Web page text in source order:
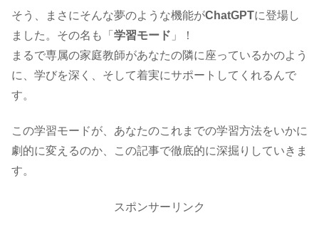
そう、まさにそんな夢のような機能がChatGPTに登場し
ました。その名も「 学習モード 」！
まるで専属の家庭教師があなたの隣に座っているかのよう
に、学びを深く、そして着実にサポートしてくれるんで
す。
この学習モードが、あなたのこれまでの学習方法をいかに
劇的に変えるのか、この記事で徹底的に深掘りしていきま
す。
スポンサーリンク